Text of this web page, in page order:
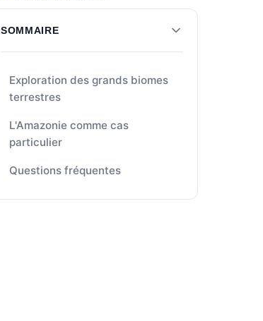
SOMMAIRE
Exploration des grands biomes
terrestres
L'Amazonie comme cas
particulier
Questions fréquentes